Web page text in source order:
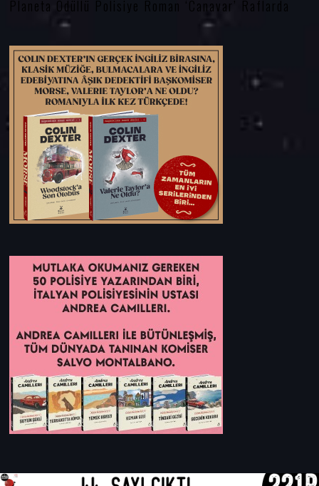
Planeta Ödüllü Polisiye Roman ‘Canavar’ Raflarda